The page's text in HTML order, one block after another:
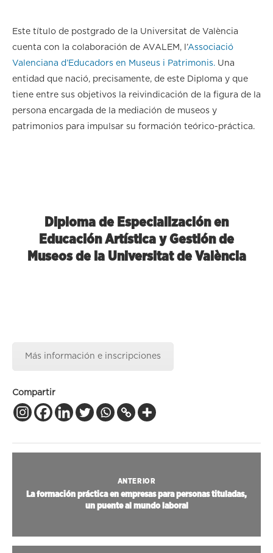
Este título de postgrado de la Universitat de València
cuenta con la colaboración de AVALEM, l’Associació
Valenciana d’Educadors en Museus i Patrimonis. Una
entidad que nació, precisamente, de este Diploma y que
tiene entre sus objetivos la reivindicación de la figura de la
persona encargada de la mediación de museos y
patrimonios para impulsar su formación teórico-práctica.
Diploma de Especialización en
Educación Artística y Gestión de
Museos de la Universitat de València
Museos de la Universitat de València
Preinscripción:
hasta el 26/10/2023.
Fecha de inicio:
noviembre de 2023.
Más información e inscripciones
Compartir
ANTERIOR
La formación práctica en empresas para personas tituladas,
un puente al mundo laboral